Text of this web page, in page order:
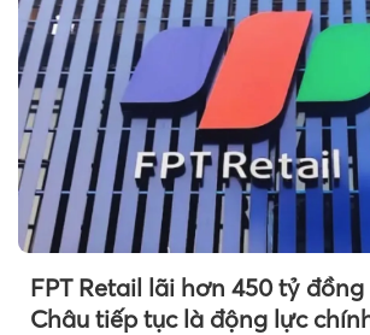
FPT Retail lãi hơn 450 tỷ đồng
Châu tiếp tục là động lực